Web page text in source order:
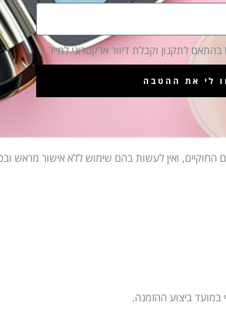
החוקיים, ואין לעשות בהם שימוש ללא אישור מראש
ביצוע ההזמנה.
לתקנון וקבלת דיוור אלקטרוני למייל
לי את ההטבה